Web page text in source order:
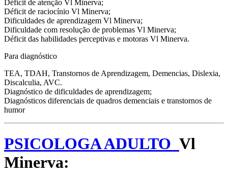
Déficit de atenção Vl Minerva;
Déficit de raciocínio Vl Minerva;
Dificuldades de aprendizagem Vl Minerva;
Dificuldade com resolução de problemas Vl Minerva;
Déficit das habilidades perceptivas e motoras Vl Minerva.
Para diagnóstico
TEA, TDAH, Transtornos de Aprendizagem, Demencias, Dislexia,
Discalculia, AVC.
Diagnóstico de dificuldades de aprendizagem;
Diagnósticos diferenciais de quadros demenciais e transtornos de
humor
PSICOLOGA ADULTO Vl
Minerva: